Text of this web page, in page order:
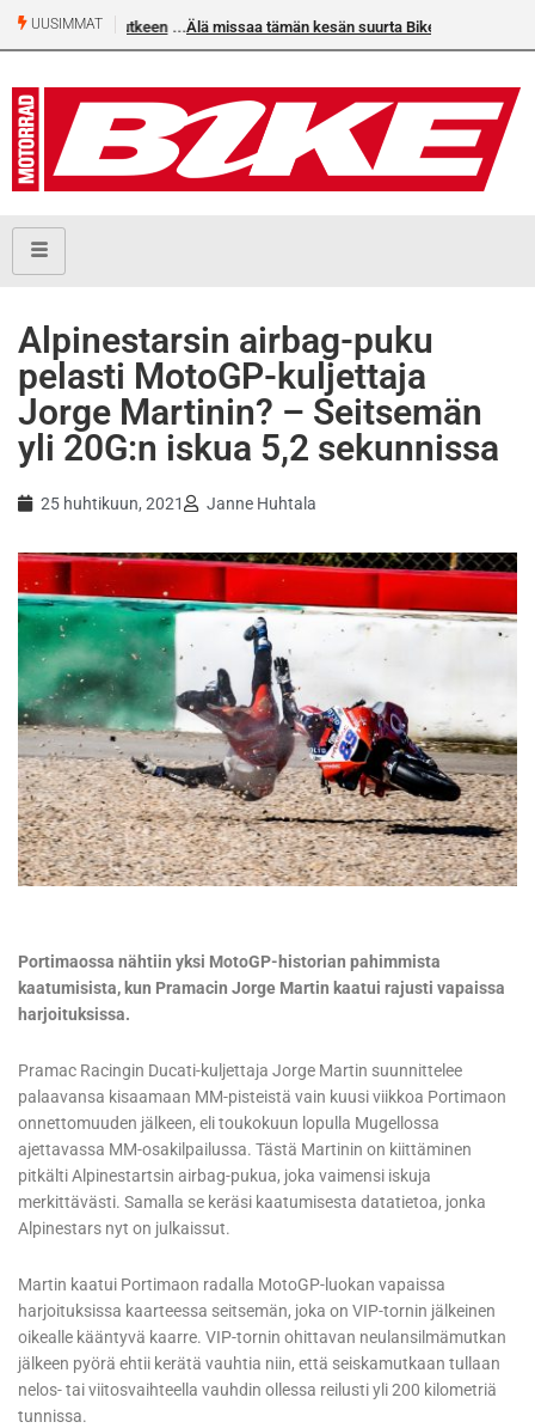
UUSIMMAT Älä missaa tämän kesän suurta Bike-numeroa!
Alpinestarsin airbag-puku
pelasti MotoGP-kuljettaja
Jorge Martinin? – Seitsemän
yli 20G:n iskua 5,2 sekunnissa
25 huhtikuun, 2021 Janne Huhtala
Portimaossa nähtiin yksi MotoGP-historian pahimmista
kaatumisista, kun Pramacin Jorge Martin kaatui rajusti vapaissa
harjoituksissa.
Pramac Racingin Ducati-kuljettaja Jorge Martin suunnittelee
palaavansa kisaamaan MM-pisteistä vain kuusi viikkoa Portimaon
onnettomuuden jälkeen, eli toukokuun lopulla Mugellossa
ajettavassa MM-osakilpailussa. Tästä Martinin on kiittäminen
pitkälti Alpinestartsin airbag-pukua, joka vaimensi iskuja
merkittävästi. Samalla se keräsi kaatumisesta datatietoa, jonka
Alpinestars nyt on julkaissut.
Martin kaatui Portimaon radalla MotoGP-luokan vapaissa
harjoituksissa kaarteessa seitsemän, joka on VIP-tornin jälkeinen
oikealle kääntyvä kaarre. VIP-tornin ohittavan neulansilmämutkan
jälkeen pyörä ehtii kerätä vauhtia niin, että seiskamutkaan tullaan
nelos- tai viitosvaihteella vauhdin ollessa reilusti yli 200 kilometriä
tunnissa.